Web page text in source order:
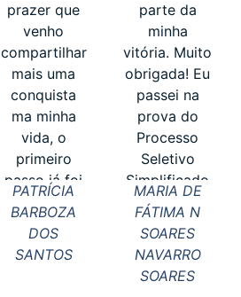
prazer que
venho
compartilhar
mais uma
conquista
ma minha
vida, o
primeiro
passo já foi
dado, agora
é aguardar
as próximas
etapas. Não
PATRÍCIA
BARBOZA
DOS
SANTOS
parte da
minha
vitória. Muito
obrigada! Eu
passei na
prova do
Processo
Seletivo
Simplificado
da Seed/Pr
em 2022
para
professora e
neste ano fui
MARIA DE
FÁTIMA N
SOARES
NAVARRO
SOARES